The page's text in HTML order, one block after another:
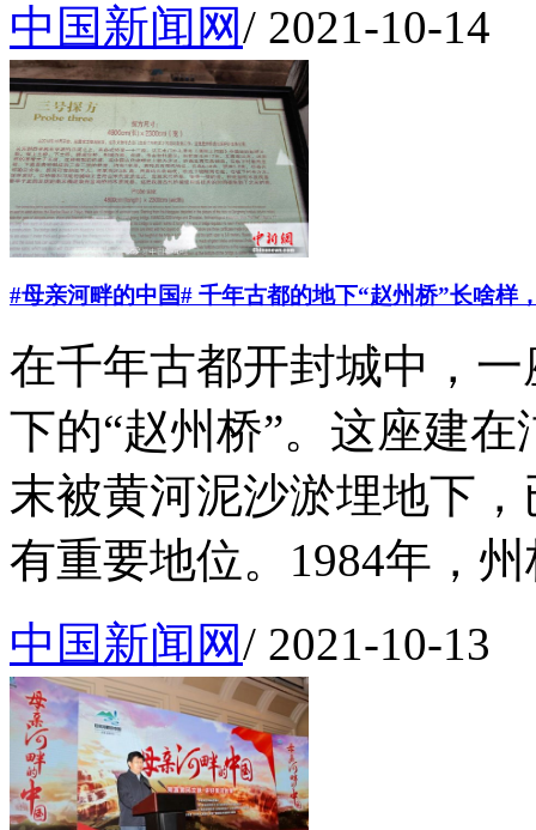
中国新闻网/ 2021-10-14
#母亲河畔的中国# 千年古都的地下“赵州桥”长啥样
在千年古都开封城中，
下的“赵州桥”。这座建
末被黄河泥沙淤埋地下
有重要地位。1984年，州
中国新闻网/ 2021-10-13